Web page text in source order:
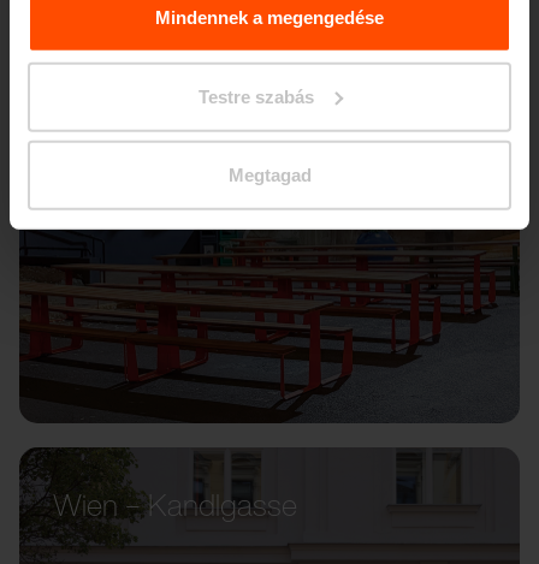
Relating to the Processing. Personal Data
Mindennek a megengedése
Testre szabás
Megtagad
Wien – Kandlgasse